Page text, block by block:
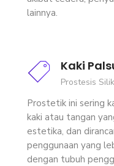
lainnya.
Kaki
Prostesis
Prostetik ini sering
kaki atau tangan
estetika, dan
penggunaan yang
dengan tubuh